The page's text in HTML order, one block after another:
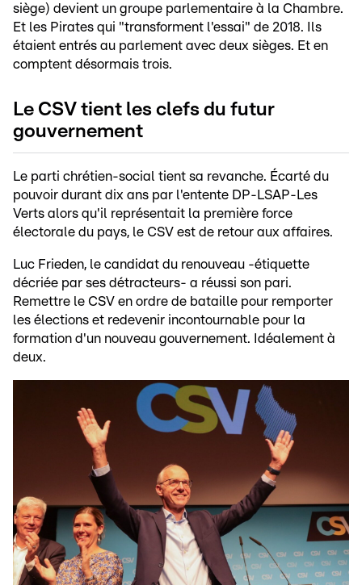
siège) devient un groupe parlementaire à la Chambre.
Et les Pirates qui "transforment l'essai" de 2018. Ils
étaient entrés au parlement avec deux sièges. Et en
comptent désormais trois.
Le CSV tient les clefs du futur
gouvernement
Le parti chrétien-social tient sa revanche. Écarté du
pouvoir durant dix ans par l'entente DP-LSAP-Les
Verts alors qu'il représentait la première force
électorale du pays, le CSV est de retour aux affaires.
Luc Frieden, le candidat du renouveau -étiquette
décriée par ses détracteurs- a réussi son pari.
Remettre le CSV en ordre de bataille pour remporter
les élections et redevenir incontournable pour la
formation d'un nouveau gouvernement. Idéalement à
deux.